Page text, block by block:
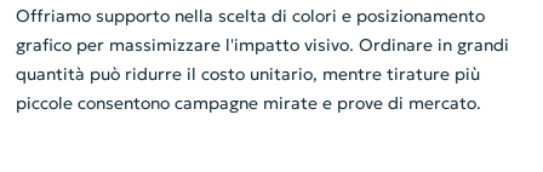
Offriamo supporto nella scelta di colori e posizionamento
grafico per massimizzare l'impatto visivo. Ordinare in grandi
quantità può ridurre il costo unitario, mentre tirature più
piccole consentono campagne mirate e prove di mercato.